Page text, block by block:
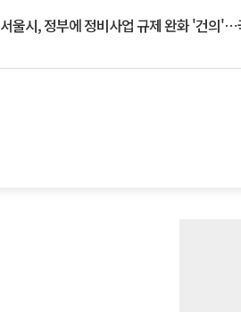
서울시, 정부에 정비사업 규제 완화 '건의